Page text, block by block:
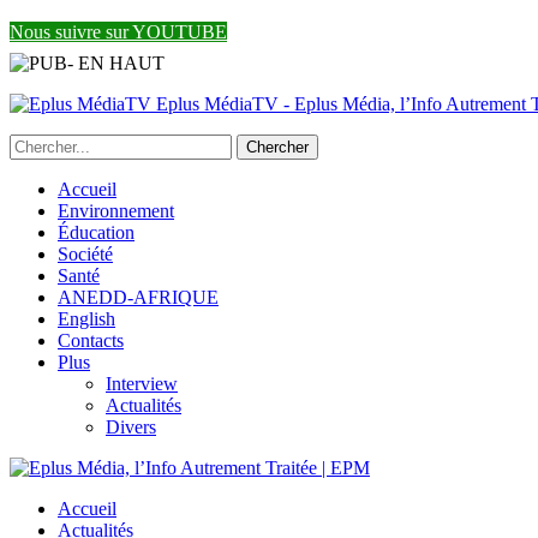
Nous suivre sur YOUTUBE
Eplus MédiaTV - Eplus Média, l’Info Autrement
Accueil
Environnement
Éducation
Société
Santé
ANEDD-AFRIQUE
English
Contacts
Plus
Interview
Actualités
Divers
Accueil
Actualités